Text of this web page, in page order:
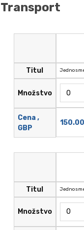
Transport
Titul
Množstvo
Cena ,
GBP
150.00
Titul
Množstvo